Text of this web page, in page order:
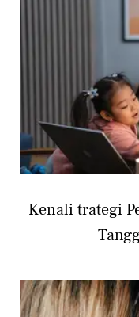
Kenali trategi